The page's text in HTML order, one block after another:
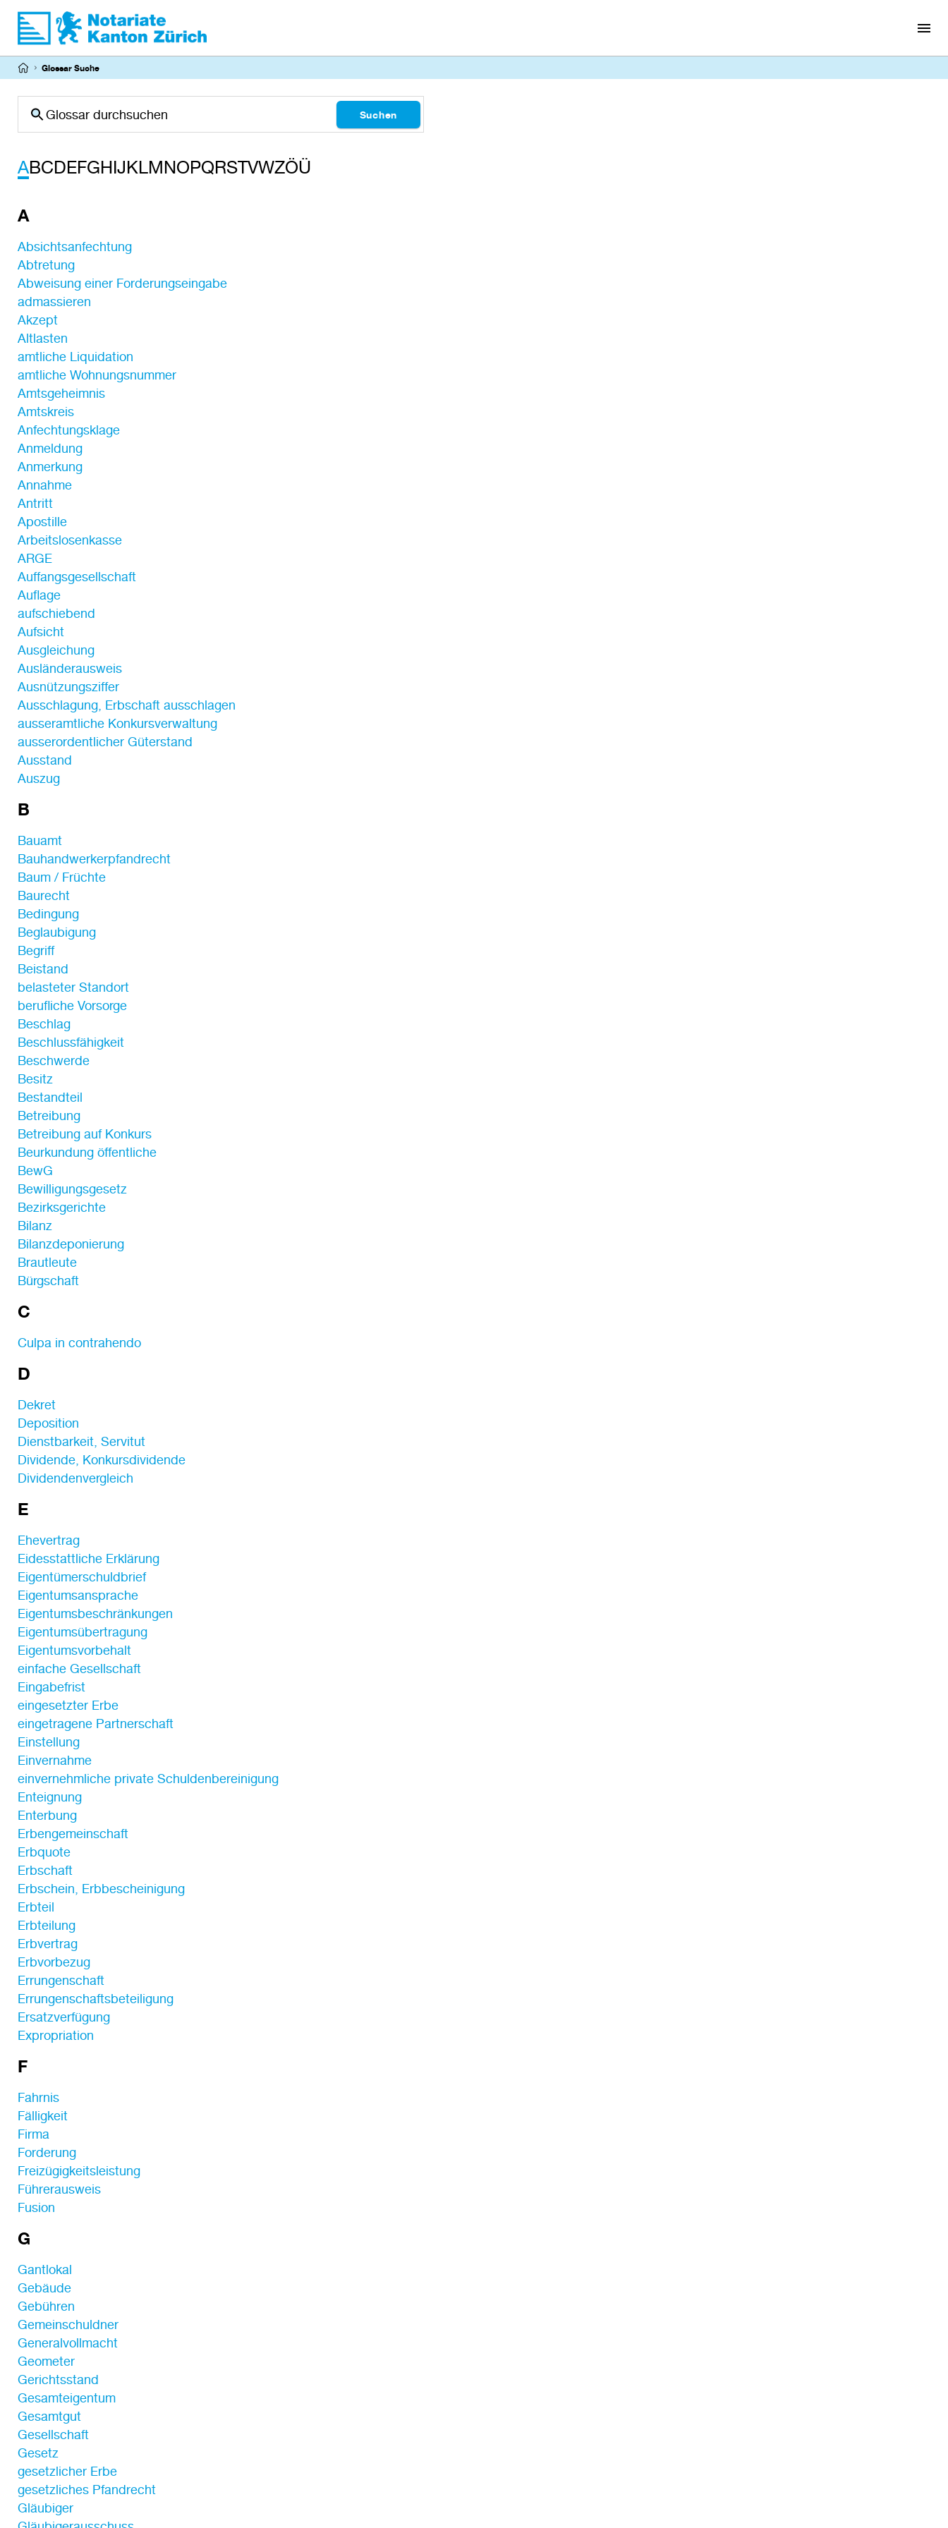
Direkt
zum
Inhalt
Pfadnavigation
Glossar Suche
ABCDEFGHIJKLMNOPQRSTVWZÖÜ
A
Absichtsanfechtung
Abtretung
Abweisung einer Forderungseingabe
admassieren
Akzept
Altlasten
amtliche Liquidation
amtliche Wohnungsnummer
Amtsgeheimnis
Amtskreis
Anfechtungsklage
Anmeldung
Anmerkung
Annahme
Antritt
Apostille
Arbeitslosenkasse
ARGE
Auffangsgesellschaft
Auflage
aufschiebend
Aufsicht
Ausgleichung
Ausländerausweis
Ausnützungsziffer
Ausschlagung, Erbschaft ausschlagen
ausseramtliche Konkursverwaltung
ausserordentlicher Güterstand
Ausstand
Auszug
B
Bauamt
Bauhandwerkerpfandrecht
Baum / Früchte
Baurecht
Bedingung
Beglaubigung
Begriff
Beistand
belasteter Standort
berufliche Vorsorge
Beschlag
Beschlussfähigkeit
Beschwerde
Besitz
Bestandteil
Betreibung
Betreibung auf Konkurs
Beurkundung öffentliche
BewG
Bewilligungsgesetz
Bezirksgerichte
Bilanz
Bilanzdeponierung
Brautleute
Bürgschaft
C
Culpa in contrahendo
D
Dekret
Deposition
Dienstbarkeit, Servitut
Dividende, Konkursdividende
Dividendenvergleich
E
Ehevertrag
Eidesstattliche Erklärung
Eigentümerschuldbrief
Eigentumsansprache
Eigentumsbeschränkungen
Eigentumsübertragung
Eigentumsvorbehalt
einfache Gesellschaft
Eingabefrist
eingesetzter Erbe
eingetragene Partnerschaft
Einstellung
Einvernahme
einvernehmliche private Schuldenbereinigung
Enteignung
Enterbung
Erbengemeinschaft
Erbquote
Erbschaft
Erbschein, Erbbescheinigung
Erbteil
Erbteilung
Erbvertrag
Erbvorbezug
Errungenschaft
Errungenschaftsbeteiligung
Ersatzverfügung
Expropriation
F
Fahrnis
Fälligkeit
Firma
Forderung
Freizügigkeitsleistung
Führerausweis
Fusion
G
Gantlokal
Gebäude
Gebühren
Gemeinschuldner
Generalvollmacht
Geometer
Gerichtsstand
Gesamteigentum
Gesamtgut
Gesellschaft
Gesetz
gesetzlicher Erbe
gesetzliches Pfandrecht
Gläubiger